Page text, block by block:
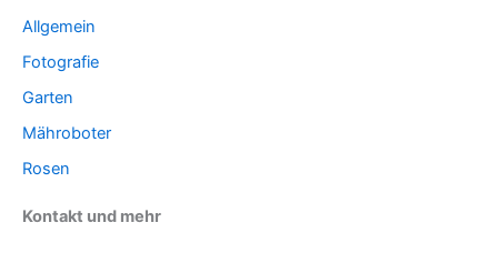
Allgemein
Fotografie
Garten
Mähroboter
Rosen
Kontakt und mehr